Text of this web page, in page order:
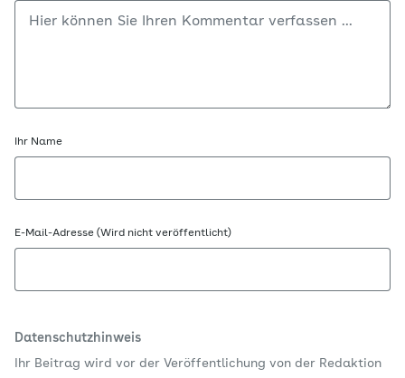
Ihr Name
E-Mail-Adresse (Wird nicht veröffentlicht)
Datenschutzhinweis
Ihr Beitrag wird vor der Veröffentlichung von der Redaktion